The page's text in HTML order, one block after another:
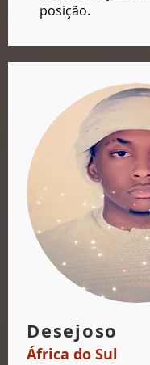
posição.
Desejoso
África do Sul